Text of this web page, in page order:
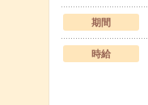
期間
時給